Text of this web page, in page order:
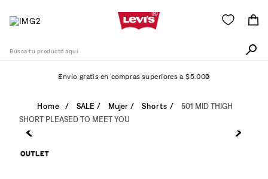
Envío gratis en compras superiores a $5.000
SALE Mujer Shorts
501 MID THIGH
SHORT PLEASED TO MEET YOU
Términos Más Buscados